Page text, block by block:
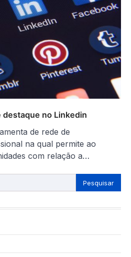
destaque no Linkedin
de rede de
na qual permite ao
com relação a…